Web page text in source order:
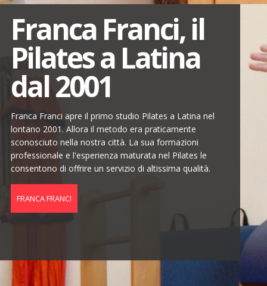
Franca Franci, il
Pilates a Latina
dal 2001
Franca Franci apre il primo studio Pilates a Latina nel
lontano 2001. Allora il metodo era praticamente
sconosciuto nella nostra città. La sua formazioni
professionale e l'esperienza maturata nel Pilates le
consentono di offrire un servizio di altissima qualità.
FRANCA FRANCI